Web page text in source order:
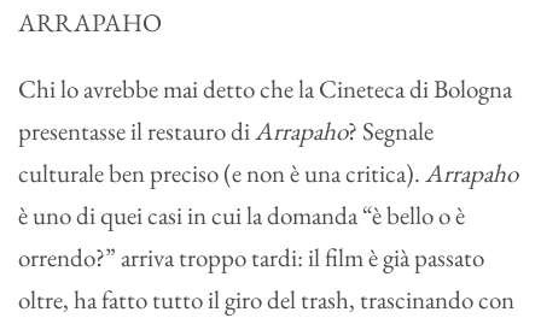
ARRAPAHO
Chi lo avrebbe mai detto che la Cineteca di Bologna
presentasse il restauro diArrapaho? Segnale
culturale ben preciso (e non è una critica).Arrapaho
è uno di quei casi in cui la domanda “è bello o è
orrendo?” arriva troppo tardi: il film è già passato
oltre, ha fatto tutto il giro del trash, trascinando con